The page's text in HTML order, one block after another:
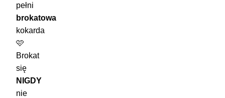
pełni
brokatowa
kokarda
🩷
Brokat
się
NIGDY
nie